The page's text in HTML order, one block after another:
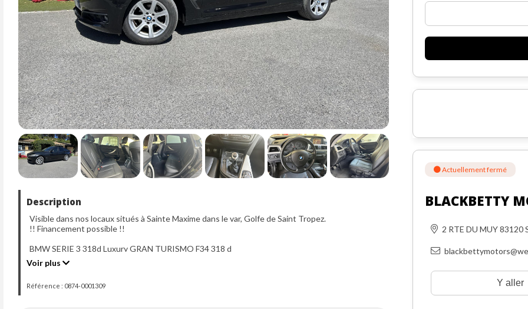
Description
Visible dans nos locaux situés à Sainte Maxime dans le var, Golfe de Saint Tropez.
!! Financement possible !!
BMW SERIE 3 318d Luxury GRAN TURISMO F34 318 d
Mise en circulation : 06-11-2013
Carrosserie : BERLINE
Voir plus
Référence : 0874-0001309
Actuellement fermé
BLACKBETTY
2 RTE DU MUY 83120
Y aller